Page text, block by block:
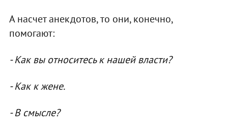
А насчет анекдотов, то они, конечно,
помогают:
- Как вы относитесь к нашей власти?
- Как к жене.
- В смысле?